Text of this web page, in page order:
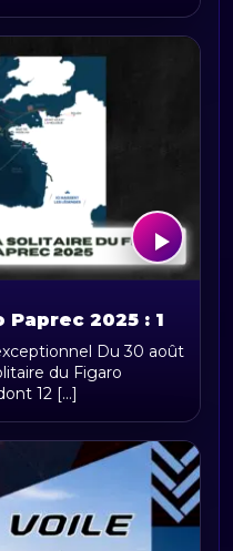
2025 : 1
34 skippers et
Du 30 août
du Figaro
12 [...]